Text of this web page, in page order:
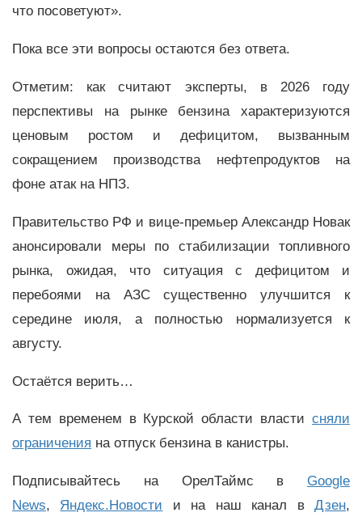
что посоветуют».
Пока все эти вопросы остаются без ответа.
Отметим: как считают эксперты, в 2026 году
перспективы на рынке бензина характеризуются
ценовым ростом и дефицитом, вызванным
сокращением производства нефтепродуктов на
фоне атак на НПЗ.
Правительство РФ и вице-премьер Александр Новак
анонсировали меры по стабилизации топливного
рынка, ожидая, что ситуация с дефицитом и
перебоями на АЗС существенно улучшится к
середине июля, а полностью нормализуется к
августу.
Остаётся верить…
А тем временем в Курской области власти сняли
ограничения на отпуск бензина в канистры.
Подписывайтесь на ОрелТаймс в Google
News, Яндекс.Новости и на наш канал вДзен,